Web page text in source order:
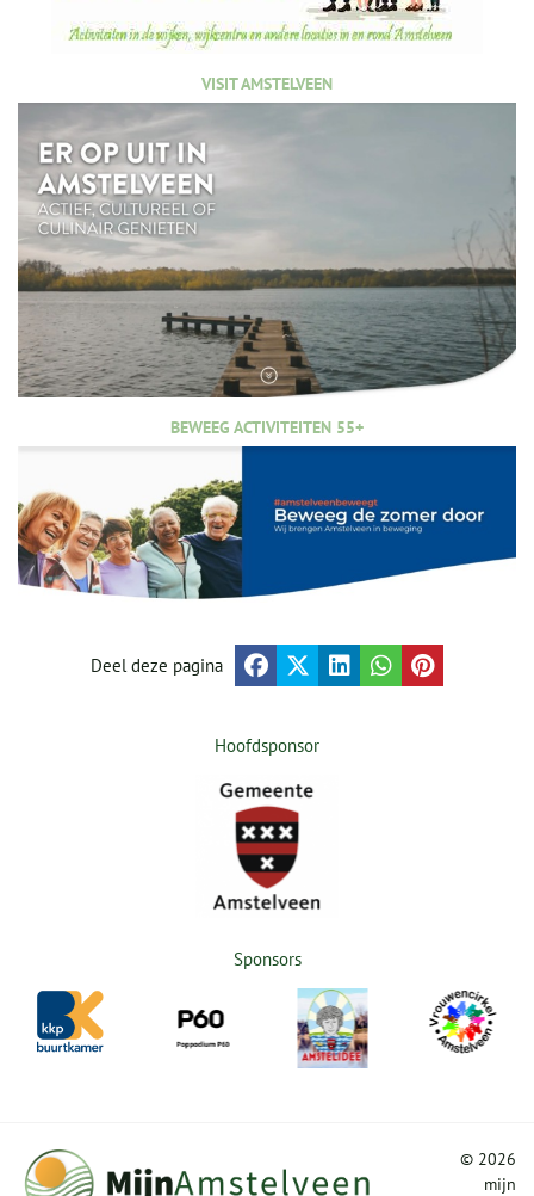
VISIT AMSTELVEEN
BEWEEG ACTIVITEITEN 55+
Deel deze pagina
Hoofdsponsor
Sponsors
© 2026
mijn